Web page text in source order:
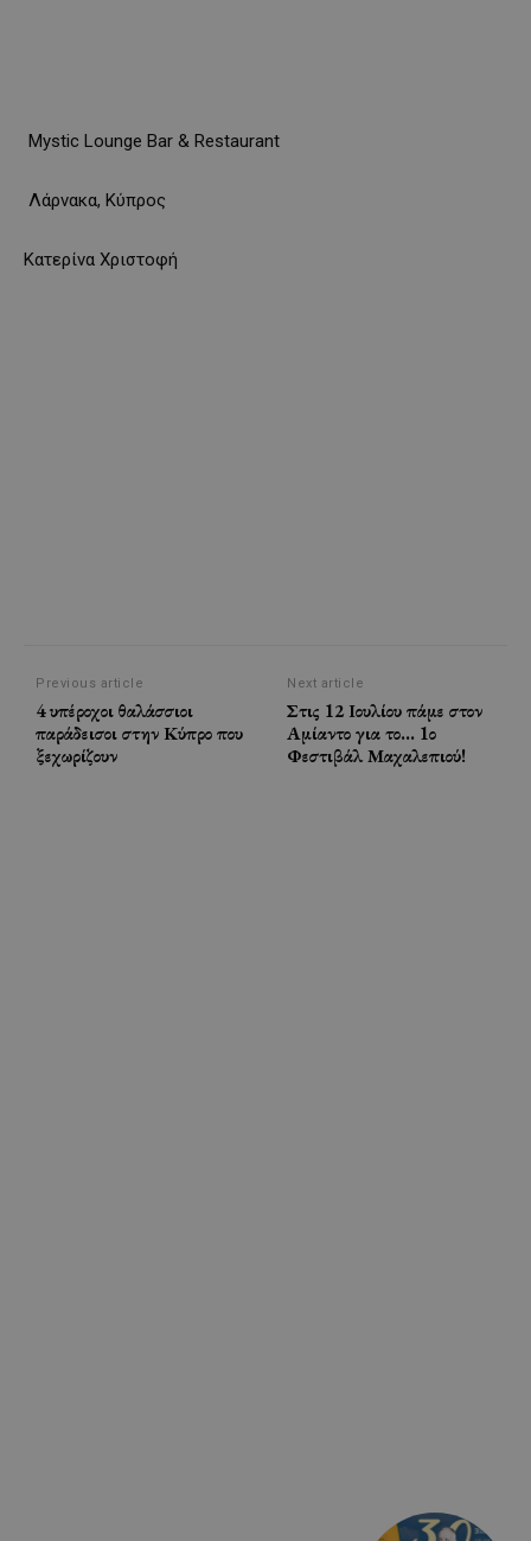
Mystic Lounge Bar & Restaurant
Λάρνακα, Κύπρος
Κατερίνα Χριστοφή
Previous article
4 υπέροχοι θαλάσσιοι
παράδεισοι στην Κύπρο που
ξεχωρίζουν
Next article
Στις 12 Ιουλίου πάμε στον
Αμίαντο για το… 1ο
Φεστιβάλ Μαχαλεπιού!